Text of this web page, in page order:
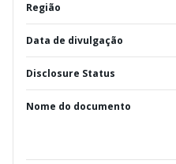
Região
Data de divulgação
Disclosure Status
Nome do documento